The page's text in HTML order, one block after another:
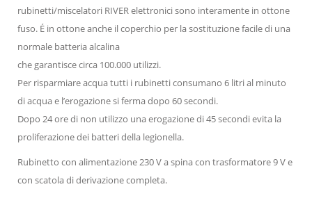
rubinetti/miscelatori RIVER elettronici sono interamente in ottone
fuso. É in ottone anche il coperchio per la sostituzione facile di una
normale batteria alcalina
che garantisce circa 100.000 utilizzi.
Per risparmiare acqua tutti i rubinetti consumano 6 litri al minuto
di acqua e l’erogazione si ferma dopo 60 secondi.
Dopo 24 ore di non utilizzo una erogazione di 45 secondi evita la
proliferazione dei batteri della legionella.
Rubinetto con alimentazione 230 V a spina con trasformatore 9 V e
con scatola di derivazione completa.